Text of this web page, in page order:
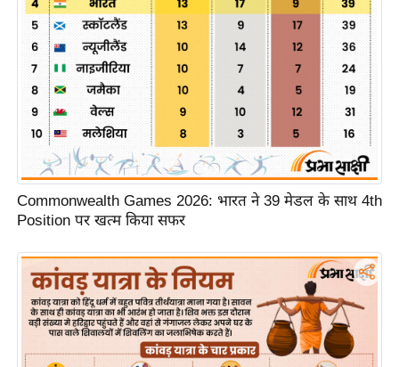
सा
हि
त्य
ज
ग
टो
व
र्ल्ड
न्यू
ज
ब्री
फ
म
Commonwealth Games 2026: भारत ने 39 मेडल के साथ 4th
Position पर खत्म किया सफर